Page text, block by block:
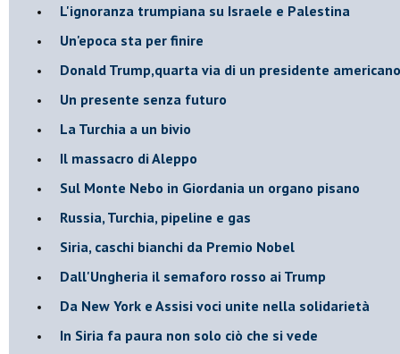
L'ignoranza trumpiana su Israele e Palestina
Un'epoca sta per finire
Donald Trump,quarta via di un presidente americano
Un presente senza futuro
La Turchia a un bivio
Il massacro di Aleppo
Sul Monte Nebo in Giordania un organo pisano
Russia, Turchia, pipeline e gas
Siria, caschi bianchi da Premio Nobel
Dall'Ungheria il semaforo rosso ai Trump
Da New York e Assisi voci unite nella solidarietà
In Siria fa paura non solo ciò che si vede